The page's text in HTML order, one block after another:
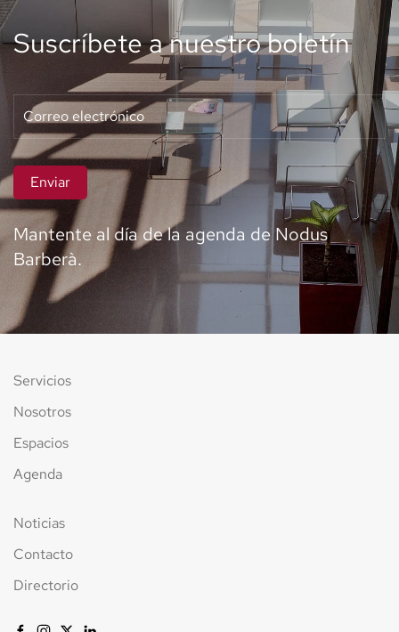
Suscríbete a nuestro boletín
Enviar
Mantente al día de la agenda de Nodus
Barberà.
Servicios
Nosotros
Espacios
Agenda
Noticias
Contacto
Directorio